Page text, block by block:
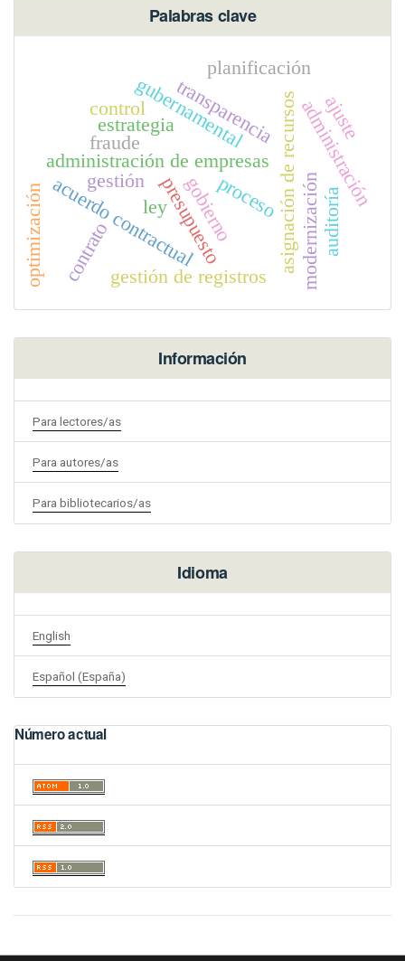
Palabras clave
presupuesto
ley
administración de empresas asignación de recursos
fraude transparencia
acuerdo contractual
contrato
proceso
gubernamental
modernización
estrategia administración
gestión de registros
gobierno
planificación
auditoría
control
optimización
ajuste
gestión
Información
Para lectores/as
Para autores/as
Para bibliotecarios/as
Idioma
English
Español (España)
Número actual